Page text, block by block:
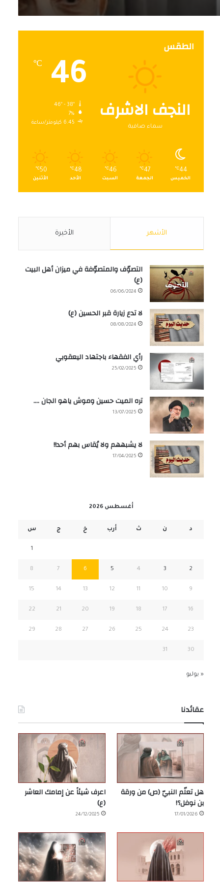
الطقس
النجف الاشرف
سماء صافية
46
℃
7%
6.45 كيلومتر/ساعة
44
℃
الخميس
47
℃
الجمعة
46
℃
السبت
48
℃
الأحد
50
℃
الأثنين
الأشهر الأخيرة
التصوّف والمتصوّفة في ميزان أهل البيت
(ع)
06/06/2024
لا تدع زيارة قبر الحسين (ع)
08/08/2024
رأي الفقهاء باجتهاد اليعقوبي
25/02/2025
تره الميت حسين وموش ياهو الجان ….
13/07/2025
لا يشبههم ولا يُقاس بهم أحد!!
17/04/2025
أغسطس 2026
د ن ث أرب خ ج س
1
2
3
4
5
6
7
8
9
10
11
12
13
14
15
16
17
18
19
20
21
22
23
24
25
26
27
28
29
30
31
« يوليو
عقائدنا
هل تعلّم النبيّ (ص) من ورقة
بن نوفل؟!
17/01/2026
اعرف شيئاً عن إمامك العاشر
(ع)
24/12/2025